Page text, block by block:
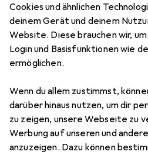
Cookies und ähnlichen
deinem Gerät und deinem
Website. Diese brauchen wir,
Login und Basisfunktionen wie
ermöglichen.
Wenn du allem zustimmst,
darüber hinaus nutzen, um dir
zu zeigen, unsere Webseite zu
Werbung auf unseren und
anzuzeigen. Dazu können
Produkte Forum